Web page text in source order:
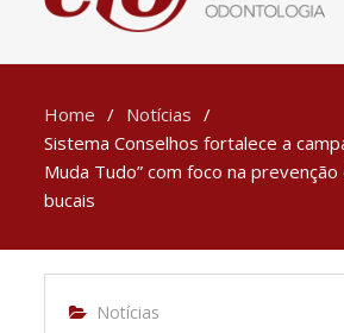
Home
Notícias
Sistema Conselhos fortalece a
Muda Tudo” com foco na
bucais
Notícias